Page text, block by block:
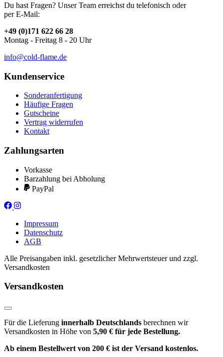
Du hast Fragen? Unser Team erreichst du telefonisch oder
per E-Mail:
+49 (0)171 622 66 28
Montag - Freitag 8 - 20 Uhr
info@cold-flame.de
Kundenservice
Sonderanfertigung
Häufige Fragen
Gutscheine
Vertrag widerrufen
Kontakt
Zahlungsarten
Vorkasse
Barzahlung bei Abholung
PayPal
Impressum
Datenschutz
AGB
Alle Preisangaben inkl. gesetzlicher Mehrwertsteuer und zzgl.
Versandkosten
Versandkosten
Für die Lieferung innerhalb Deutschlands berechnen wir
Versandkosten in Höhe von 5,90 € für jede Bestellung.
Ab einem Bestellwert von 200 € ist der Versand kostenlos.